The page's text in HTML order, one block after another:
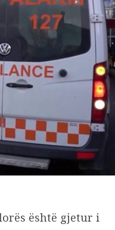
është gjetur i